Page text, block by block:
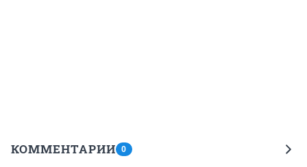
КОММЕНТАРИИ 0